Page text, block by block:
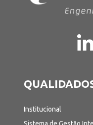
Institucional